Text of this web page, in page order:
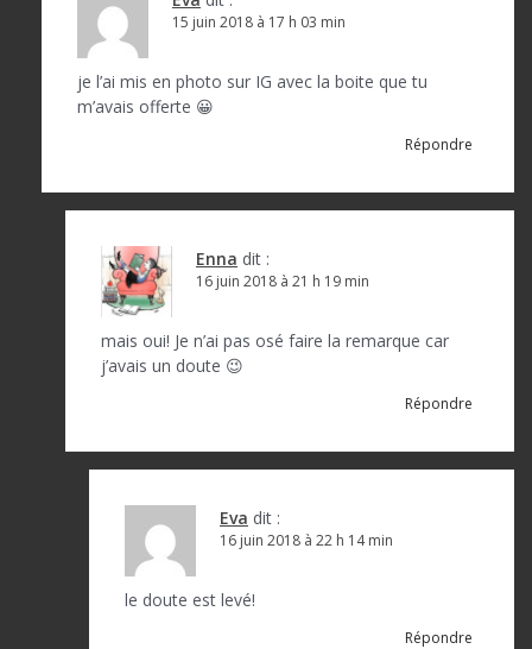
15 juin 2018 à 17 h 03 min
je l’ai mis en photo sur IG avec la boite que tu
m’avais offerte 😀
Répondre
Enna dit :
16 juin 2018 à 21 h 19 min
mais oui! Je n’ai pas osé faire la remarque car
j’avais un doute 😉
Répondre
Eva dit :
16 juin 2018 à 22 h 14 min
le doute est levé!
Répondre